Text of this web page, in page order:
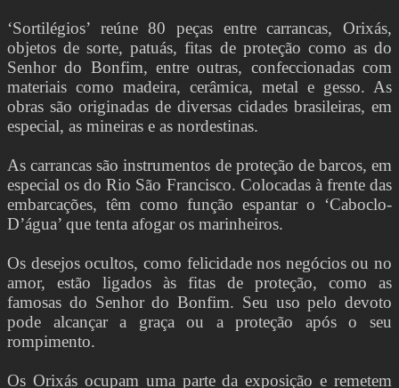
‘Sortilégios’ reúne 80 peças entre carrancas, Orixás,
objetos de sorte, patuás, fitas de proteção como as do
Senhor do Bonfim, entre outras, confeccionadas com
materiais como madeira, cerâmica, metal e gesso. As
obras são originadas de diversas cidades brasileiras, em
especial, as mineiras e as nordestinas.
As carrancas são instrumentos de proteção de barcos, em
especial os do Rio São Francisco. Colocadas à frente das
embarcações, têm como função espantar o ‘Caboclo-
D’água’ que tenta afogar os marinheiros.
Os desejos ocultos, como felicidade nos negócios ou no
amor, estão ligados às fitas de proteção, como as
famosas do Senhor do Bonfim. Seu uso pelo devoto
pode alcançar a graça ou a proteção após o seu
rompimento.
Os Orixás ocupam uma parte da exposição e remetem